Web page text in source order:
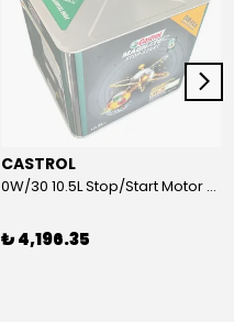
CASTROL
0W/30 10.5L Stop/Start Motor Yağı | CASTROL
₺ 4,196.35